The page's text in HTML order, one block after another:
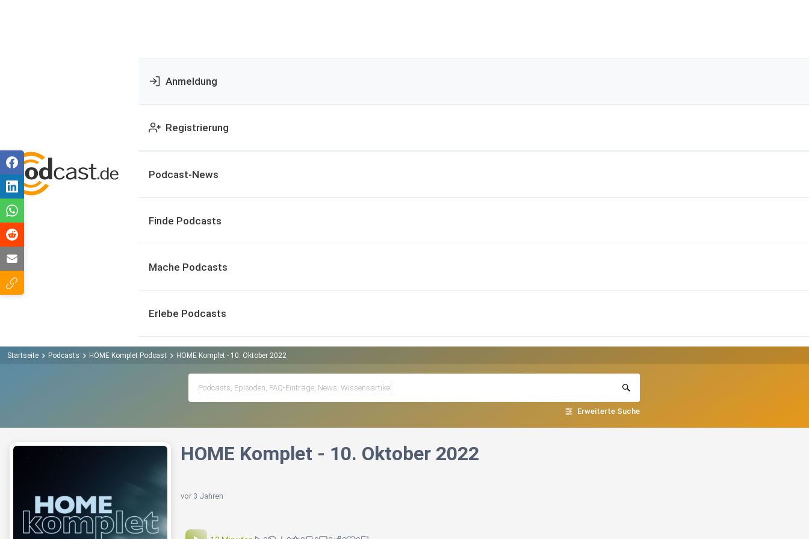
Anmeldung
Registrierung
Podcast-News
Finde Podcasts
Mache Podcasts
Erlebe Podcasts
Startseite Podcasts HOME Komplet Podcast HOME Komplet - 10. Oktober 2022
Erweiterte Suche
HOME Komplet - 10. Oktober 2022
vor 3 Jahren